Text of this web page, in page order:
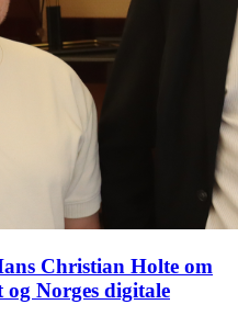
Christian Holte om
Norges digitale